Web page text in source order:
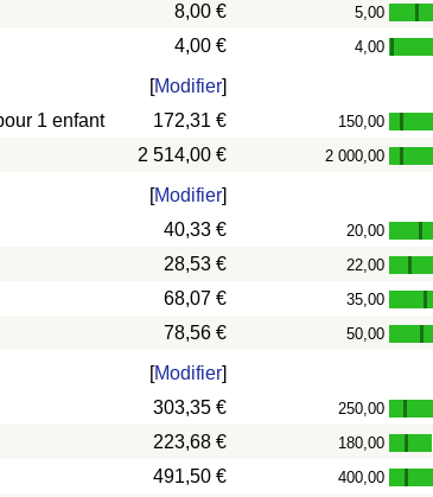
8,00 € 5,00
-
4,00 € 4,00 -
[Modifier]
1 enfant
172,31 € 150,00
-
2 514,00 € 2 000,00 -
[Modifier]
40,33 € 20,00
-
28,53 € 22,00
-
68,07 € 35,00
-
78,56 € 50,00 -
[Modifier]
303,35 € 250,00
-
223,68 € 180,00
-
491,50 € 400,00 -